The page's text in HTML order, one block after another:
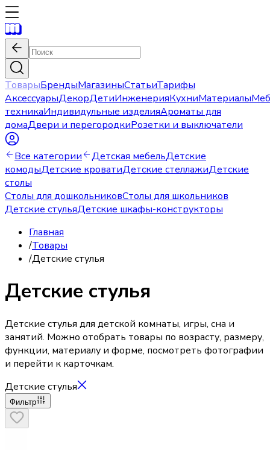
ТоварыБрендыМагазиныСтатьиТарифы
АксессуарыДекорДетиИнженерияКухниМатериалы
техникаИндивидульные изделияАроматы для
домаДвери и перегородкиРозетки и выключатели
Все категории Детская мебельДетские
комодыДетские кроватиДетские стеллажиДетские
столы
Столы для дошкольниковСтолы для школьников
Детские стульяДетские шкафы-конструкторы
Главная
/Товары
/Детские стулья
Детские стулья
Детские стулья для детской комнаты, игры, сна и
занятий. Можно отобрать товары по возрасту, размеру,
функции, материалу и форме, посмотреть фотографии
и перейти к карточкам.
Детские стулья
Фильтр